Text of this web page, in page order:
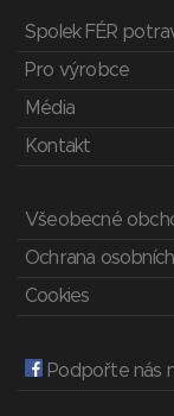
Spolek FÉR
Pro výrobce
Média
Kontakt
Všeobecné
Ochrana
Cookies
Podpořte nás